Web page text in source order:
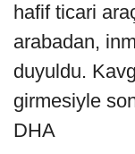
hafif ticari
arabadan,
duyuldu.
girmesiyle
DHA